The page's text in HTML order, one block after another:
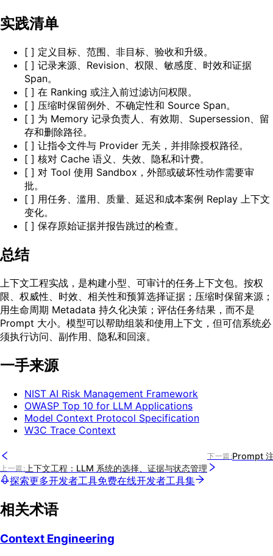
实践清单
[ ] 定义目标、范围、非目标、验收和升级。
[ ] 记录来源、Revision、权限、敏感度、时效和证据
Span。
[ ] 在 Ranking 或注入前过滤访问权限。
[ ] 压缩时保留例外、不确定性和 Source Span。
[ ] 为 Memory 记录负责人、有效期、Supersession、留
存和删除路径。
[ ] 让指令文件与 Provider 无关，并排除授权路径。
[ ] 核对 Cache 语义、失效、隐私和计费。
[ ] 对 Tool 使用 Sandbox，外部或破坏性动作需要审
批。
[ ] 用任务、滥用、质量、延迟和成本案例 Replay 上下文
变化。
[ ] 保存原始证据并报告跳过的检查。
总结
上下文工程实战，是构建小型、可审计的任务上下文包。按权
限、权威性、时效、相关性和预算选择证据；压缩时保留来源；
用生命周期 Metadata 持久化决策；评估任务结果，而不是
Prompt 大小。模型可以帮助组装和使用上下文，但可信系统必
须执行访问、副作用、隐私和回滚。
一手来源
NIST AI Risk Management Framework
OWASP Top 10 for LLM Applications
Model Context Protocol Specification
W3C Trace Context
上一篇 : 上下文工程：LLM 系统的选择、证据与状态管理
下一篇 :Prompt
探索更多开发者工具免费在线开发者工具集
相关术语
Context Engineering